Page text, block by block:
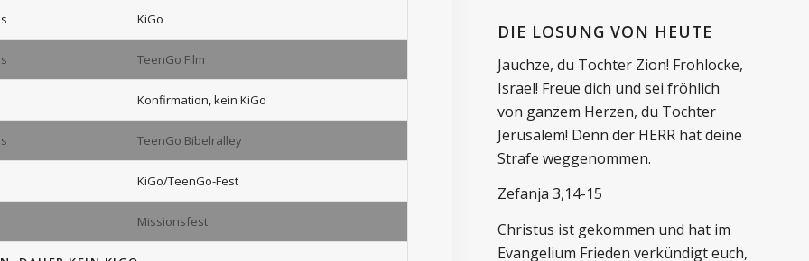
KiGo
TeenGo Film
Konfirmation, kein KiGo
TeenGo Bibelralley
KiGo/TeenGo-Fest
Missionsfest
DIE LOSUNG VON HEUTE
Jauchze, du Tochter Zion! Frohlocke,
Israel! Freue dich und sei fröhlich
von ganzem Herzen, du Tochter
Jerusalem! Denn der HERR hat deine
Strafe weggenommen.
Zefanja 3,14-15
Christus ist gekommen und hat im
Evangelium Frieden verkündigt euch,